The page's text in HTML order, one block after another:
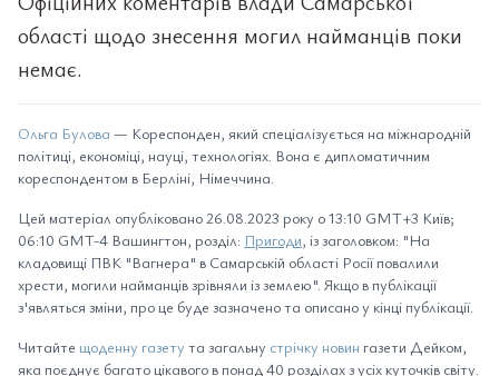
області щодо знесення могил найманців поки
немає.
Ольга Булова — Кореспонден, який спеціалізується на міжнародній
політиці, економіці, науці, технологіях. Вона є дипломатичним
кореспондентом в Берліні, Німеччина.
Цей матеріал опубліковано 26.08.2023 року о 13:10 GMT+3 Київ;
06:10 GMT-4 Вашингтон, розділ: Пригоди, із заголовком: "На
кладовищі ПВК "Вагнера" ​​в Самарській області Росії повалили
хрести, могили найманців зрівняли із землею". Якщо в публікації
з'являться зміни, про це буде зазначено та описано у кінці публікації.
Читайте щоденну газету та загальну стрічку новин газети Дейком,
яка поєднує багато цікавого в понад 40 розділах з усіх куточків світу.